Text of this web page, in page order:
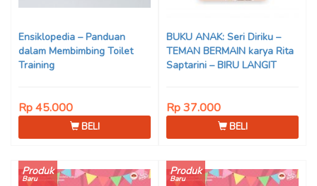
Ensiklopedia – Panduan
dalam Membimbing Toilet
Training
Rp 45.000
BELI
BUKU ANAK: Seri Diriku –
TEMAN BERMAIN karya Rita
Saptarini – BIRU LANGIT
Rp 37.000
BELI
Produk
Baru
Produk
Baru